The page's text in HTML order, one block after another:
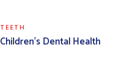
TEETH
Children’s Dental Health